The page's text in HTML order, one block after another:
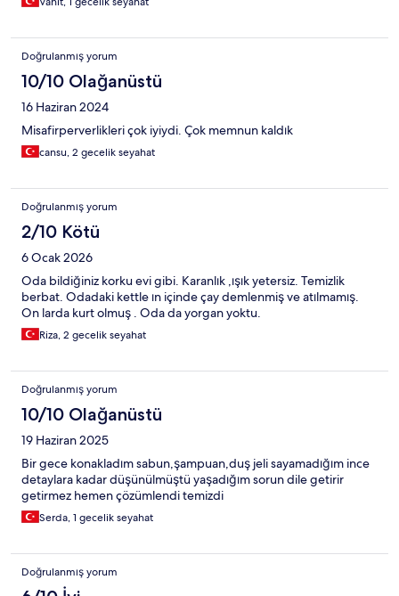
Doğrulanmış yorum
10/10 Olağanüstü
16 Haziran 2024
Misafirperverlikleri çok iyiydi. Çok memnun kaldık
cansu, 2 gecelik seyahat
Doğrulanmış yorum
2/10 Kötü
6 Ocak 2026
Oda bildiğiniz korku evi gibi. Karanlık ,ışık yetersiz. Temizlik
berbat. Odadaki kettle ın içinde çay demlenmiş ve atılmamış.
On larda kurt olmuş . Oda da yorgan yoktu.
Riza, 2 gecelik seyahat
Doğrulanmış yorum
10/10 Olağanüstü
19 Haziran 2025
Bir gece konakladım sabun,şampuan,duş jeli sayamadığım ince
detaylara kadar düşünülmüştü yaşadığım sorun dile getirir
getirmez hemen çözümlendi temizdi
Serda, 1 gecelik seyahat
Doğrulanmış yorum